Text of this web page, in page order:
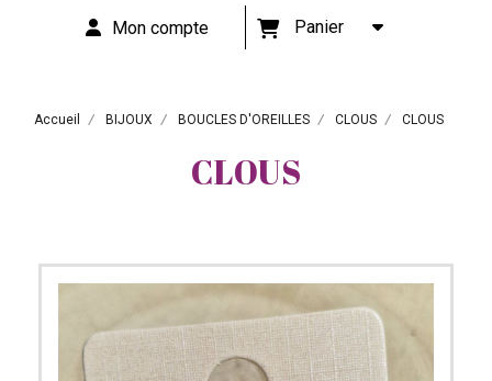
Mon compte Panier
Accueil BIJOUX BOUCLES D'OREILLES CLOUS CLOUS
CLOUS